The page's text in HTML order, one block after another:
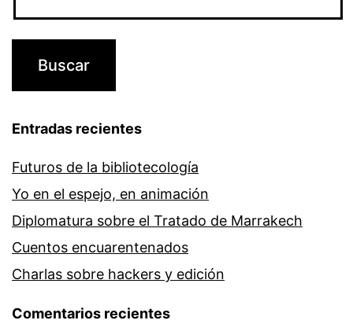
Entradas recientes
Futuros de la bibliotecología
Yo en el espejo, en animación
Diplomatura sobre el Tratado de Marrakech
Cuentos encuarentenados
Charlas sobre hackers y edición
Comentarios recientes